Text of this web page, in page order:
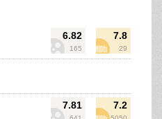
6.82
165
7.8
29
7.81 7.2